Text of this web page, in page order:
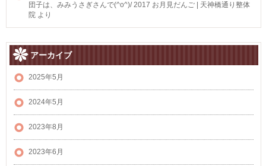
団子は、みみうさぎさんで(^o^)/ 2017 お月見だんご | 天神橋通り整体
院 より
アーカイブ
2025年5月
2024年5月
2023年8月
2023年6月